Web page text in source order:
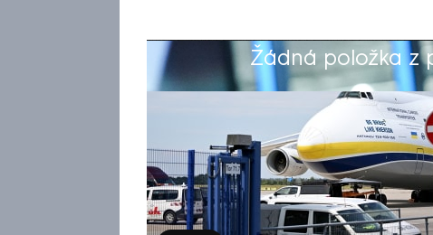
Žádná položka z
Výběr redakce